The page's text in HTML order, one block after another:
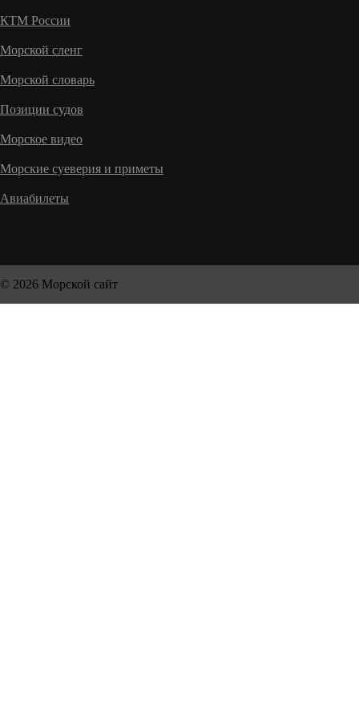
КТМ России
Морской сленг
Морской словарь
Позиции судов
Морское видео
Морские суеверия и приметы
Авиабилеты
© 2026 Морской сайт